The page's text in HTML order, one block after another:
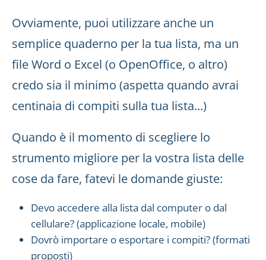
Ovviamente, puoi utilizzare anche un
semplice quaderno per la tua lista, ma un
file Word o Excel (o OpenOffice, o altro)
credo sia il minimo (aspetta quando avrai
centinaia di compiti sulla tua lista...)
Quando è il momento di scegliere lo
strumento migliore per la vostra lista delle
cose da fare, fatevi le domande giuste:
Devo accedere alla lista dal computer o dal
cellulare? (applicazione locale, mobile)
Dovrò importare o esportare i compiti? (formati
proposti)